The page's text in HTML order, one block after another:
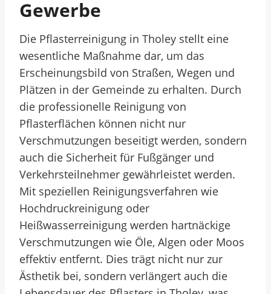
Gewerbe
Die Pflasterreinigung in Tholey stellt eine
wesentliche Maßnahme dar, um das
Erscheinungsbild von Straßen, Wegen und
Plätzen in der Gemeinde zu erhalten. Durch
die professionelle Reinigung von
Pflasterflächen können nicht nur
Verschmutzungen beseitigt werden, sondern
auch die Sicherheit für Fußgänger und
Verkehrsteilnehmer gewährleistet werden.
Mit speziellen Reinigungsverfahren wie
Hochdruckreinigung oder
Heißwasserreinigung werden hartnäckige
Verschmutzungen wie Öle, Algen oder Moos
effektiv entfernt. Dies trägt nicht nur zur
Ästhetik bei, sondern verlängert auch die